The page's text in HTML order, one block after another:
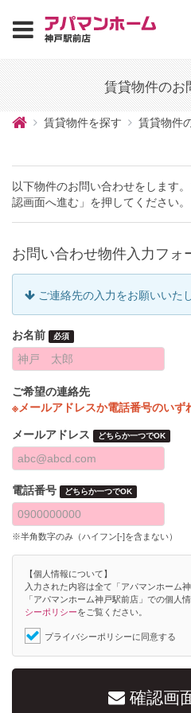
賃貸物件のお
賃貸物件を探す 賃貸物件
以下物件のお問い合わせをします
認画面へ進む」を押してください。
お問い合わせ物件入力フォ
ご連絡先の入力をお願いいた
お名前 必須
ご希望の連絡先
※メールアドレスか電話番号のいず
メールアドレス どちらか一つでOK
電話番号 どちらか一つでOK
※半角数字のみ（ハイフン[-]を含まない）
【個人情報について】
入力された内容は全て「アパマンホーム
「アパマンホーム神戸駅前店」での個人
シーポリシーをご覧ください。
プライバシーポリシーに同意する
確認画